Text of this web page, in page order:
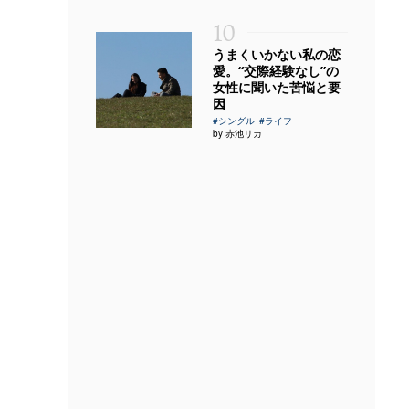
10
うまくいかない私の恋
愛。“交際経験なし”の
女性に聞いた苦悩と要
因
#シングル #ライフ
by 赤池リカ